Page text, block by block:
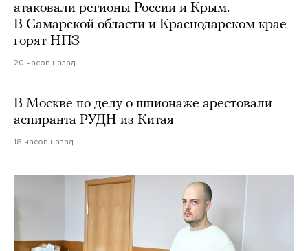
атаковали регионы России и Крым.
В Самарской области и Краснодарском крае
горят НПЗ
20 часов назад
В Москве по делу о шпионаже арестовали
аспиранта РУДН из Китая
18 часов назад